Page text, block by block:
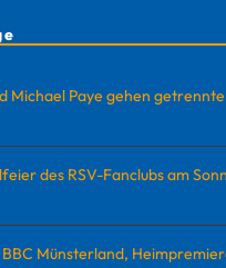
Michael Paye gehen
des RSV-Fanclubs am
Münsterland,